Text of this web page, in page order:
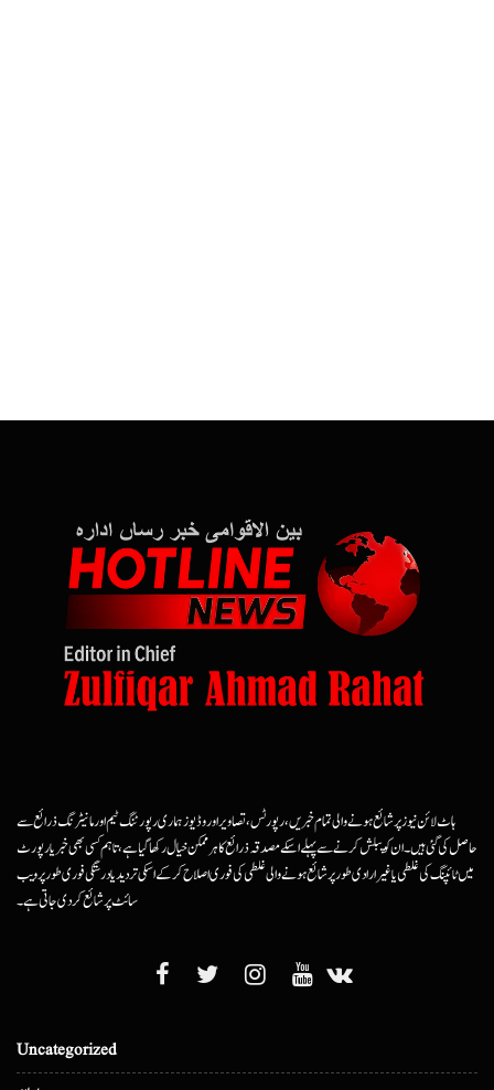
ہاٹ لائن نیوز پر شائع ہونے والی تمام خبریں، رپورٹس، تصاویر اور وڈیوز ہماری رپورٹنگ ٹیم اور مانیٹرنگ ذرائع سے
حاصل کی گئی ہیں۔ ان کو پبلش کرنے سے پہلے اسکے مصدقہ ذرائع کا ہرممکن خیال رکھا گیا ہے، تاہم کسی بھی خبر یا رپورٹ
میں ٹائپنگ کی غلطی یا غیرارادی طور پر شائع ہونے والی غلطی کی فوری اصلاح کرکے اسکی تردید یا درستگی فوری طور پر ویب
سائٹ پر شائع کردی جاتی ہے۔
Uncategorized